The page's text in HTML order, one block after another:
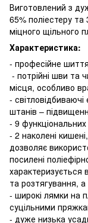
Виготовлений з
65% поліестеру
міцного щільного
Характеристика:
- професійне
- потрійні шви та
місця, особливо
-
штанів –
- 9
- 2 наколені
дозволяє
посилені
характеризується
та розтягування,
- широкі лямки на
суцільними
- дуже низька